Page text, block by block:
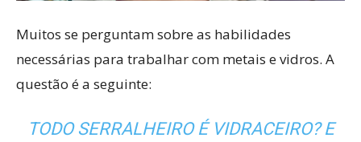
Muitos se perguntam sobre as habilidades
necessárias para trabalhar com metais e vidros. A
questão é a seguinte:
TODO SERRALHEIRO É VIDRACEIRO? E